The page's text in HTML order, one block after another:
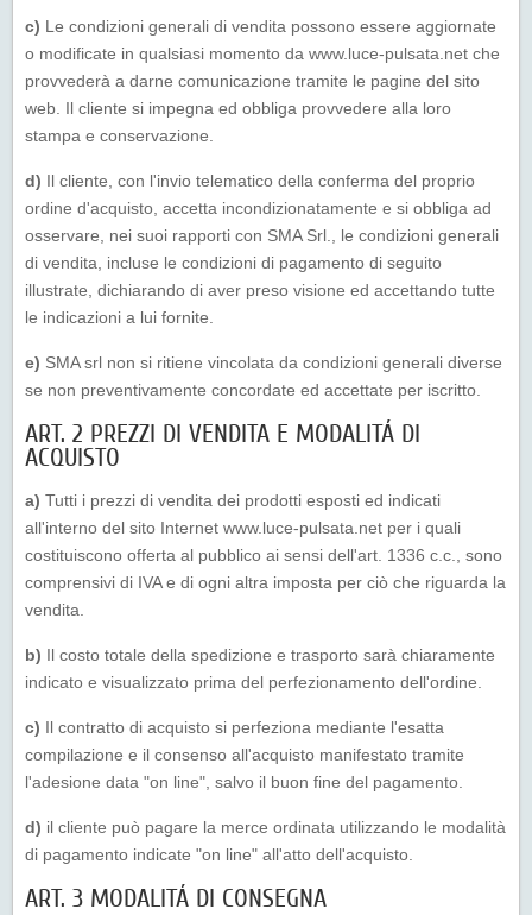
c) Le condizioni generali di vendita possono essere aggiornate
o modificate in qualsiasi momento da www.luce-pulsata.net che
provvederà a darne comunicazione tramite le pagine del sito
web. Il cliente si impegna ed obbliga provvedere alla loro
stampa e conservazione.
d) Il cliente, con l'invio telematico della conferma del proprio
ordine d'acquisto, accetta incondizionatamente e si obbliga ad
osservare, nei suoi rapporti con SMA Srl., le condizioni generali
di vendita, incluse le condizioni di pagamento di seguito
illustrate, dichiarando di aver preso visione ed accettando tutte
le indicazioni a lui fornite.
e) SMA srl non si ritiene vincolata da condizioni generali diverse
se non preventivamente concordate ed accettate per iscritto.
ART. 2 PREZZI DI VENDITA E MODALITÁ DI
ACQUISTO
a) Tutti i prezzi di vendita dei prodotti esposti ed indicati
all'interno del sito Internet www.luce-pulsata.net per i quali
costituiscono offerta al pubblico ai sensi dell'art. 1336 c.c., sono
comprensivi di IVA e di ogni altra imposta per ciò che riguarda la
vendita.
b) Il costo totale della spedizione e trasporto sarà chiaramente
indicato e visualizzato prima del perfezionamento dell'ordine.
c) Il contratto di acquisto si perfeziona mediante l'esatta
compilazione e il consenso all'acquisto manifestato tramite
l'adesione data "on line", salvo il buon fine del pagamento.
d) il cliente può pagare la merce ordinata utilizzando le modalità
di pagamento indicate "on line" all'atto dell'acquisto.
ART. 3 MODALITÁ DI CONSEGNA